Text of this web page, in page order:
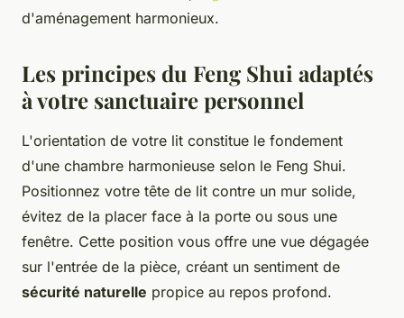
d'aménagement harmonieux.
Les principes du Feng Shui adaptés
à votre sanctuaire personnel
L'orientation de votre lit constitue le fondement
d'une chambre harmonieuse selon le Feng Shui.
Positionnez votre tête de lit contre un mur solide,
évitez de la placer face à la porte ou sous une
fenêtre. Cette position vous offre une vue dégagée
sur l'entrée de la pièce, créant un sentiment de
sécurité naturelle propice au repos profond.